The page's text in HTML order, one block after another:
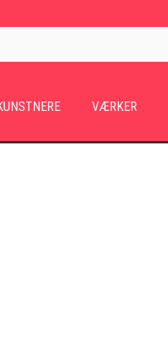
VÆRKER